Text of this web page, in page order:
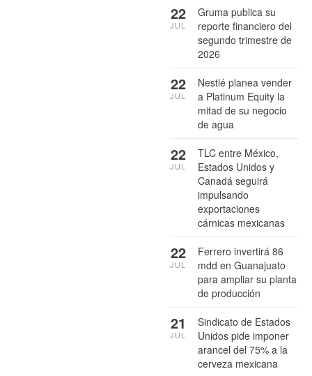
Gruma publica su
reporte financiero del
segundo trimestre de
2026
22
JUL
Nestlé planea vender
a Platinum Equity la
mitad de su negocio
de agua
22
JUL
TLC entre México,
Estados Unidos y
Canadá seguirá
impulsando
exportaciones
cárnicas mexicanas
22
JUL
Ferrero invertirá 86
mdd en Guanajuato
para ampliar su planta
de producción
22
JUL
Sindicato de Estados
Unidos pide imponer
arancel del 75% a la
cerveza mexicana
21
JUL